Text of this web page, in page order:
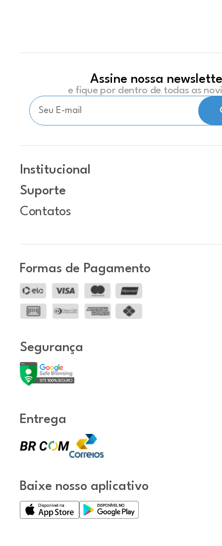
Assine nossa
e fique por dentro de todas as
Institucional
Suporte
Contatos
Formas de Pagamento
Segurança
Entrega
Baixe nosso aplicativo